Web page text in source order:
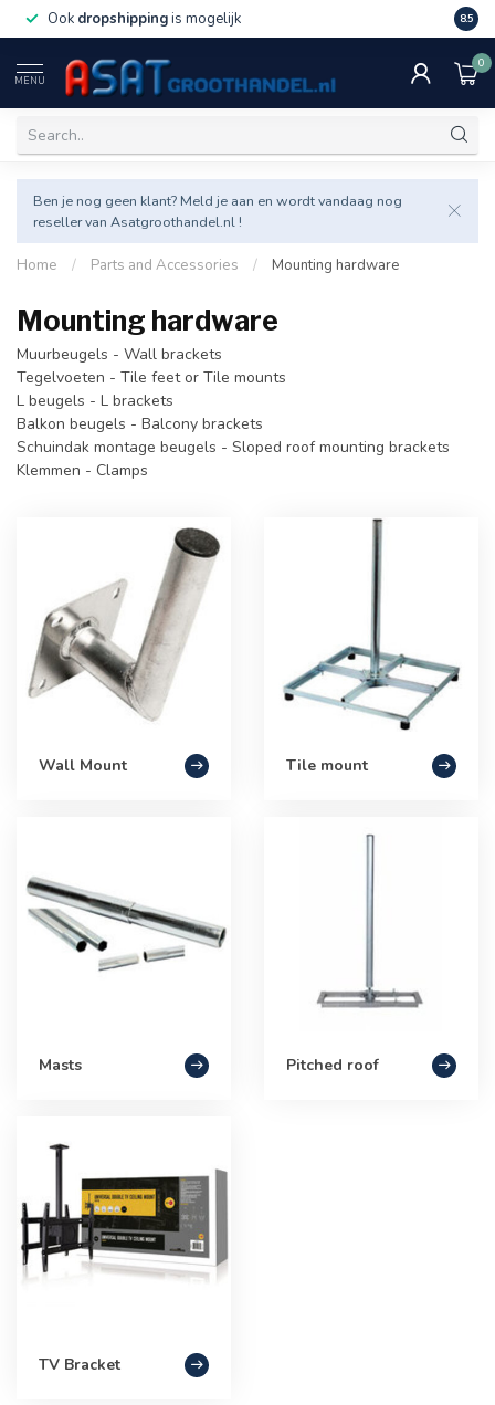
Ook dropshippingis mogelijk Veel
8.5
MENU
0
Ben je nog geen klant? Meld je aan en wordt vandaag nog
reseller van Asatgroothandel.nl !
Home / Parts and Accessories / Mounting hardware
Mounting hardware
Muurbeugels - Wall brackets
Tegelvoeten - Tile feet or Tile mounts
L beugels - L brackets
Balkon beugels - Balcony brackets
Schuindak montage beugels - Sloped roof mounting brackets
Klemmen - Clamps
Wall Mount Tile mount
Masts Pitched roof
TV Bracket